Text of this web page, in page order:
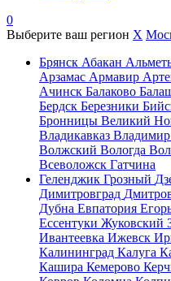
0
Выберите ваш регион X
Брянск Абакан
Арзамас Армавир
Ачинск Балаково
Бердск Березники
Бронницы Великий
Владикавказ Владимир
Волжский Вологда
Всеволожск Гатчина
Геленджик Грозный
Димитровград
Дубна Евпатория
Ессентуки Жуковский
Ивантеевка Ижевск
Калининград Калуга
Кашира Кемерово